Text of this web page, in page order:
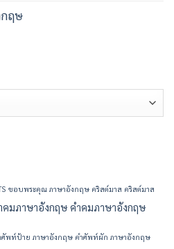
ฤษ
ขอบพระคุณ ภาษาอังกฤษ คริสต์มาส คริสต์มาส
คมภาษาอังกฤษ คำคมภาษาอังกฤษ
ศัพท์ป้าย ภาษาอังกฤษ คำศัพท์ผัก ภาษาอังกฤษ